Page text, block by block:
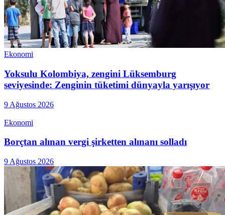
Ekonomi
Yoksulu Kolombiya, zengini Lüksemburg
seviyesinde: Zenginin tüketimi dünyayla yarışıyor
9 Ağustos 2026
Ekonomi
Borçtan alınan vergi şirketten alınanı solladı
9 Ağustos 2026